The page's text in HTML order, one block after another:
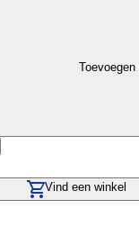
Vind een winkel